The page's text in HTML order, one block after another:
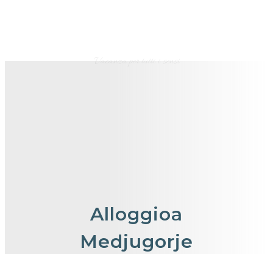
Vacanza per tutti i sensi
Alloggioa
Medjugorje